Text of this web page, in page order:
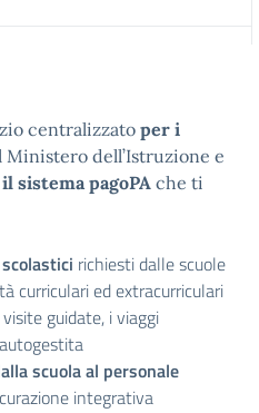
centralizzato per i
Ministero dell’Istruzione e
sistema pagoPA che ti
richiesti dalle scuole
curriculari ed extracurriculari
guidate, i viaggi
scuola al personale
integrativa